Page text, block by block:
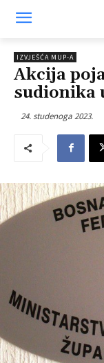
IZVJEŠĆA MUP-A
Akcija
sudionika
24. studenoga 2023.